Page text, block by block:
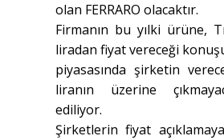
olan FERRARO olacaktır.
Firmanın bu yılki ürüne,
liradan fiyat vereceği
piyasasında şirketin
liranın üzerine
ediliyor.
Şirketlerin fiyat